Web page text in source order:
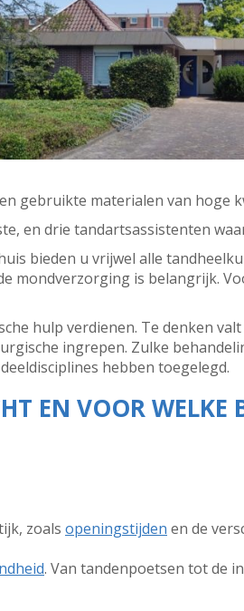
gebruikte materialen van hoge
en drie tandartsassistenten
bieden u vrijwel alle
mondverzorging is belangrijk.
hulp verdienen. Te denken
ingrepen. Zulke
hebben toegelegd.
EN VOOR WELKE
zoals openingstijden en de
. Van tandenpoetsen tot de